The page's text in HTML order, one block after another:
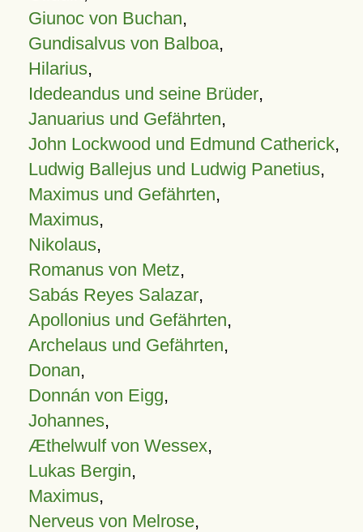
Giunoc von Buchan,
Gundisalvus von Balboa,
Hilarius,
Idedeandus und seine Brüder,
Januarius und Gefährten,
John Lockwood und Edmund Catherick,
Ludwig Ballejus und Ludwig Panetius,
Maximus und Gefährten,
Maximus,
Nikolaus,
Romanus von Metz,
Sabás Reyes Salazar,
Apollonius und Gefährten,
Archelaus und Gefährten,
Donan,
Donnán von Eigg,
Johannes,
Æthelwulf von Wessex,
Lukas Bergin,
Maximus,
Nerveus von Melrose,